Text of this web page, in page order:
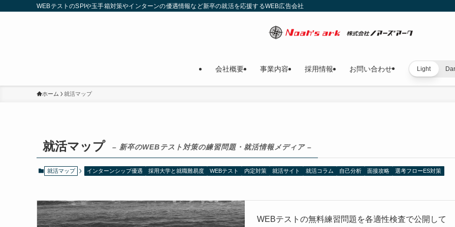
WEBテストのSPIや玉手箱対策やインターンの優遇情報など新卒の就活を応援するWEB広告会社
会社概要 事業内容 採用情報 お問い合わせ Light
ホーム 就活マップ
就活マップ – 新卒のWEBテスト対策の練習問題・就活情報メディア –
就活マップ インターンシップ優遇 採用大学と就職難易度 WEBテスト 内定対策 就活サイト 就活コラム 自己分析 面接攻略 選考フローES対策
WEBテストの無料練習問題を各適性検査で公開して